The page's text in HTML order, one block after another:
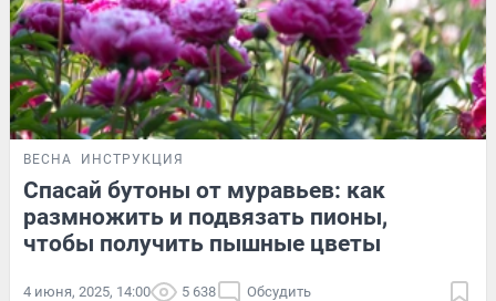
ВЕСНА ИНСТРУКЦИЯ
Спасай бутоны от муравьев: как
размножить и подвязать пионы,
чтобы получить пышные цветы
4 июня, 2025, 14:00 5 638 Обсудить